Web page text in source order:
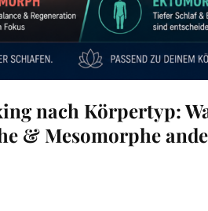
nach Körpertyp:
& Mesomorphe